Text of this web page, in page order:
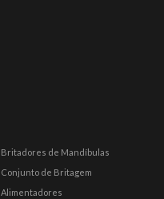
Britadores de Mandíbulas
Conjunto de Britagem
Alimentadores